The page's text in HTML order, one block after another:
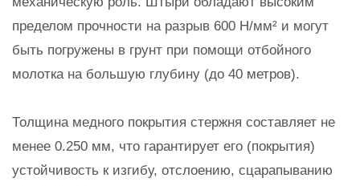
пределом прочности на разрыв 600 Н/мм² и могут
быть погружены в грунт при помощи отбойного
молотка на большую глубину (до 40 метров).
Толщина медного покрытия стержня составляет не
менее 0.250 мм, что гарантирует его (покрытия)
устойчивость к изгибу, отслоению, сцарапыванию